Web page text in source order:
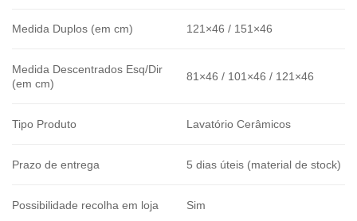
Medida Duplos (em cm) 121×46 / 151×46
Medida Descentrados Esq/Dir
(em cm)
81×46 / 101×46 / 121×46
Tipo Produto Lavatório Cerâmicos
Prazo de entrega 5 dias úteis (material de stock)
Possibilidade recolha em loja Sim